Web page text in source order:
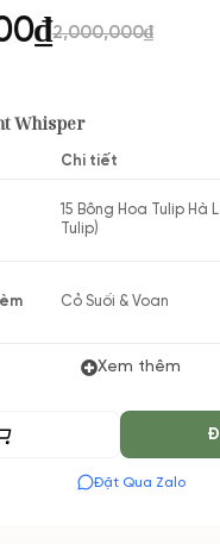
₫2,000,000₫
Whisper
Chi tiết
15 Bông Hoa Tulip Hà
Tulip)
Cỏ Suối & Voan
Sinh nhật, Kỷ Niệm,
Xem thêm
giỏ
Đặt Qua Zalo